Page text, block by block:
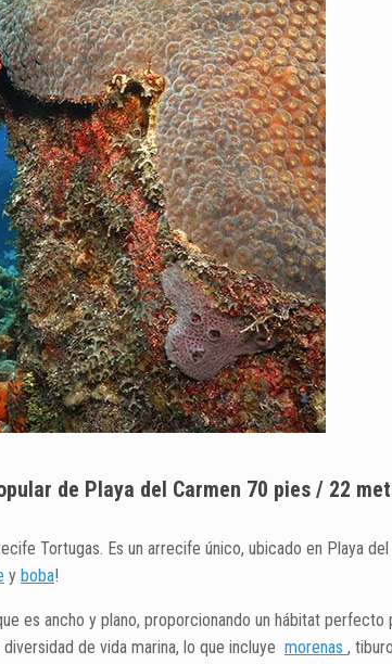
de Playa del Carmen 70 pies / 22
Tortugas. Es un arrecife único, ubicado en Playa
y boba!
es ancho y plano, proporcionando un hábitat perfecto
de vida marina, lo que incluye morenas ,